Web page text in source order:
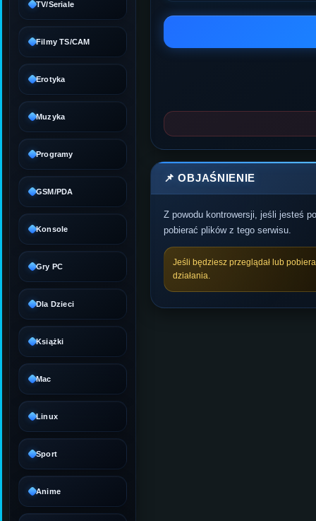
TV/Seriale
Filmy TS/CAM
Erotyka
Muzyka
Programy
GSM/PDA
Konsole
Gry PC
Dla Dzieci
Książki
Mac
Linux
Sport
Anime
📌 OBJAŚNIENIE
Z powodu kontrowersji, jeśli jesteś
pobierać plików z tego serwisu.
Jeśli będziesz przeglądał lub
działania.